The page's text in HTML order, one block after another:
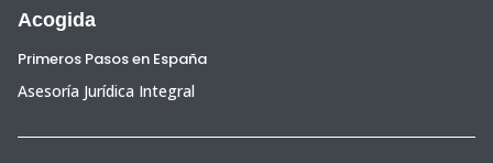
Acogida
Primeros Pasos en España
Asesoría Jurídica Integral